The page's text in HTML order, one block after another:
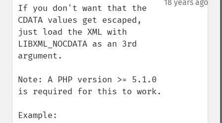
18 years ago
If you don't want that the
CDATA values get escaped,
just load the XML with
LIBXML_NOCDATA as an 3rd
argument.
Note: A PHP version >= 5.1.0
is required for this to work.
Example: